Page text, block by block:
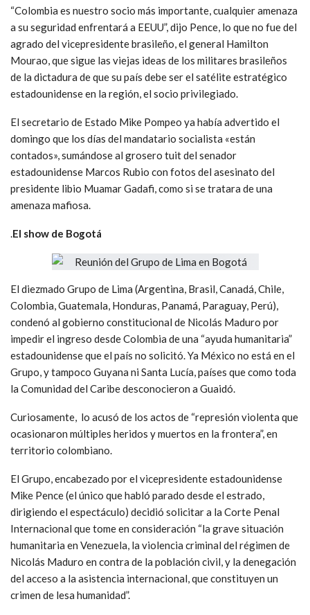
“Colombia es nuestro socio más importante, cualquier amenaza
a su seguridad enfrentará a EEUU”, dijo Pence, lo que no fue del
agrado del vicepresidente brasileño, el general Hamilton
Mourao, que sigue las viejas ideas de los militares brasileños
de la dictadura de que su país debe ser el satélite estratégico
estadounidense en la región, el socio privilegiado.
El secretario de Estado Mike Pompeo ya había advertido el
domingo que los días del mandatario socialista «están
contados», sumándose al grosero tuit del senador
estadounidense Marcos Rubio con fotos del asesinato del
presidente libio Muamar Gadafi, como si se tratara de una
amenaza mafiosa.
El show de Bogotá
El diezmado Grupo de Lima (Argentina, Brasil, Canadá, Chile,
Colombia, Guatemala, Honduras, Panamá, Paraguay, Perú),
condenó al gobierno constitucional de Nicolás Maduro por
impedir el ingreso desde Colombia de una “ayuda humanitaria”
estadounidense que el país no solicitó. Ya México no está en el
Grupo, y tampoco Guyana ni Santa Lucía, países que como toda
la Comunidad del Caribe desconocieron a Guaidó.
Curiosamente, lo acusó de los actos de “represión violenta que
ocasionaron múltiples heridos y muertos en la frontera”, en
territorio colombiano.
El Grupo, encabezado por el vicepresidente estadounidense
Mike Pence (el único que habló parado desde el estrado,
dirigiendo el espectáculo) decidió solicitar a la Corte Penal
Internacional que tome en consideración “la grave situación
humanitaria en Venezuela, la violencia criminal del régimen de
Nicolás Maduro en contra de la población civil, y la denegación
del acceso a la asistencia internacional, que constituyen un
crimen de lesa humanidad”.